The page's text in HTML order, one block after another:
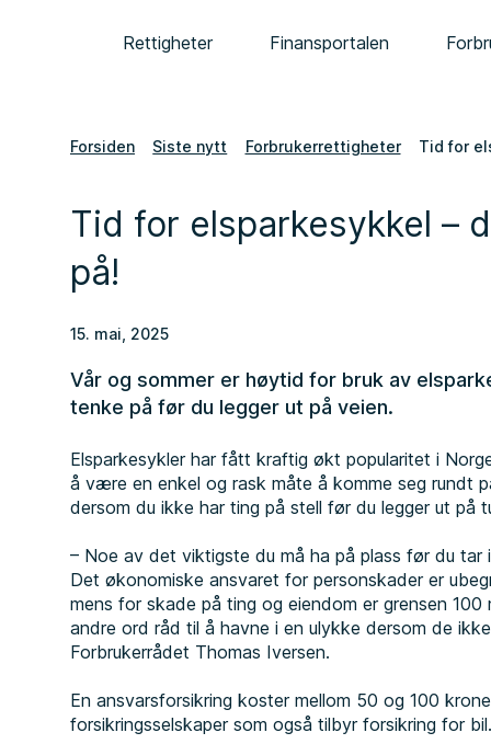
Rettigheter Finansportalen
Forsiden Siste nytt Forbrukerrettigheter Tid for
Tid for elsparkesykkel –
på!
15. mai, 2025
Vår og sommer er høytid for bruk av
tenke på før du legger ut på veien.
Elsparkesykler har fått kraftig økt popularitet i
å være en enkel og rask måte å komme seg rundt
dersom du ikke har ting på stell før du legger ut på
– Noe av det viktigste du må ha på plass før du tar
Det økonomiske ansvaret for personskader er
mens for skade på ting og eiendom er grensen
andre ord råd til å havne i en ulykke dersom de
Forbrukerrådet Thomas Iversen.
En ansvarsforsikring koster mellom 50 og 100
forsikringsselskaper som også tilbyr forsikring for bil.